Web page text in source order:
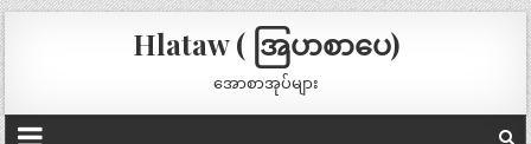
Hlataw ( အြပာစာပေ)
အောစာအုပ်များ